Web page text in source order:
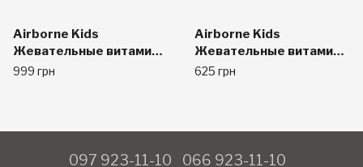
Airborne Kids
Жевательные витамины
конфеты с различными
999 грн
Airborne Kids
Жевательные витамины
конфеты с различными
625 грн
097 923-11-10 066 923-11-10